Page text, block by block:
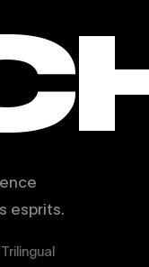
esprits.